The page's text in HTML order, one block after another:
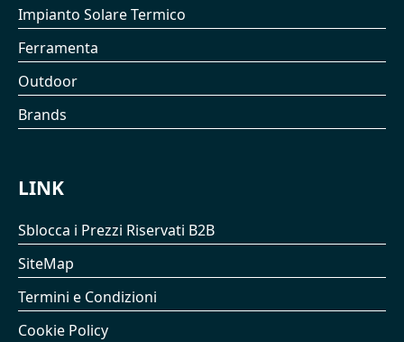
Impianto Solare Termico
Ferramenta
Outdoor
Brands
LINK
Sblocca i Prezzi Riservati B2B
SiteMap
Termini e Condizioni
Cookie Policy